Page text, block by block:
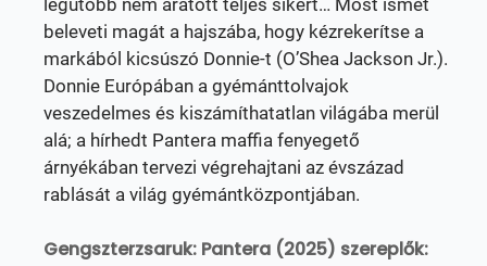
legutóbb nem aratott teljes sikert… Most ismét
beleveti magát a hajszába, hogy kézrekerítse a
markából kicsúszó Donnie-t (O’Shea Jackson Jr.).
Donnie Európában a gyémánttolvajok
veszedelmes és kiszámíthatatlan világába merül
alá; a hírhedt Pantera maffia fenyegető
árnyékában tervezi végrehajtani az évszázad
rablását a világ gyémántközpontjában.
Gengszterzsaruk: Pantera (2025) szereplők: